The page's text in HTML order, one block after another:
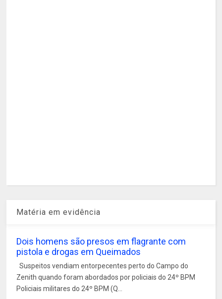
Matéria em evidência
Dois homens são presos em flagrante com
pistola e drogas em Queimados
Suspeitos vendiam entorpecentes perto do Campo do
Zenith quando foram abordados por policiais do 24º BPM
Policiais militares do 24º BPM (Q...